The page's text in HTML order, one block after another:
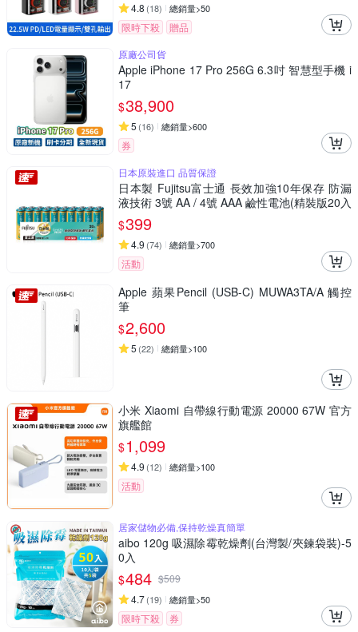
4.8 (18) 總銷量>50
限時下殺
贈品
原廠公司貨
Apple iPhone 17 Pro 256G 6.3吋 智慧型手機 i
17
$38,900
5 (16) 總銷量>600
券
日本原裝進口 品質保證
日本製 Fujitsu富士通 長效加強10年保存 防漏
液技術 3號 AA / 4號 AAA 鹼性電池(精裝版20入
裝)
$399
4.9 (74) 總銷量>700
活動
Apple 蘋果Pencil (USB-C) MUWA3TA/A 觸控
筆
$2,600
5 (22) 總銷量>100
小米 Xiaomi 自帶線行動電源 20000 67W 官方
旗艦館
$1,099
4.9 (12) 總銷量>100
活動
居家儲物必備,保持乾燥真簡單
aibo 120g 吸濕除霉乾燥劑(台灣製/夾鍊袋裝)-5
0入
$484 $509
4.7(19) 總銷量>50
限時下殺 券